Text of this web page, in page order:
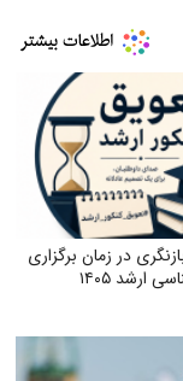
در زمان برگزاری
ارشد ۱۴۰۵